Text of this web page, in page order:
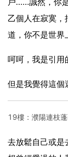
乙個人在寂寞，
道，你不是世界
呵呵，我是引用
但是我覺得這個
19樓：濮陽連枝
去放鬆自己或是